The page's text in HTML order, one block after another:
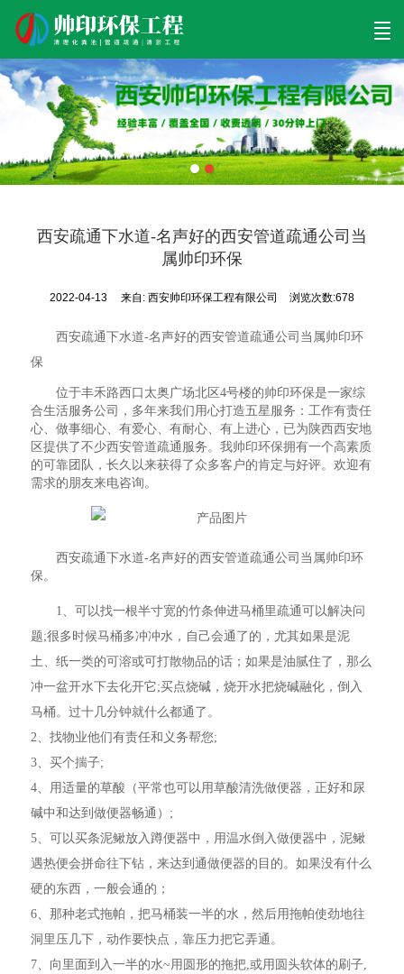
首页 清理工程 清淤工程 污泥工程 清淤检测
西安疏通下水道-名声好的西安管道疏通公司当
属帅印环保
2022-04-13 来自:西安帅印环保工程有限公司 浏览次数:678
西安疏通下水道-名声好的西安管道疏通公司当属帅印环
保
位于丰禾路西口太奥广场北区4号楼的帅印环保是一家综
合生活服务公司，多年来我们用心打造五星服务：工作有责任
心、做事细心、有爱心、有耐心、有上进心，已为陕西西安地
区提供了不少西安管道疏通服务。我帅印环保拥有一个高素质
的可靠团队，长久以来获得了众多客户的肯定与好评。欢迎有
需求的朋友来电咨询。
西安疏通下水道-名声好的西安管道疏通公司当属帅印环
保。
1、可以找一根半寸宽的竹条伸进马桶里疏通可以解决问
题;很多时候马桶多冲冲水，自己会通了的，尤其如果是泥
土、纸一类的可溶或可打散物品的话；如果是油腻住了，那么
冲一盆开水下去化开它;买点烧碱，烧开水把烧碱融化，倒入
马桶。过十几分钟就什么都通了。
2、找物业他们有责任和义务帮您;
3、买个揣子;
4、用适量的草酸（平常也可以用草酸清洗做便器，正好和尿
碱中和达到做便器畅通）;
5、可以买条泥鳅放入蹲便器中，用温水倒入做便器中，泥鳅
遇热便会拼命往下钻，来达到通做便器的目的。如果没有什么
硬的东西，一般会通的；
6、那种老式拖帕，把马桶装一半的水，然后用拖帕使劲地往
洞里压几下，动作要快点，靠压力把它弄通。
7、向里面到入一半的水~用圆形的拖把,或用圆头软体的刷子,